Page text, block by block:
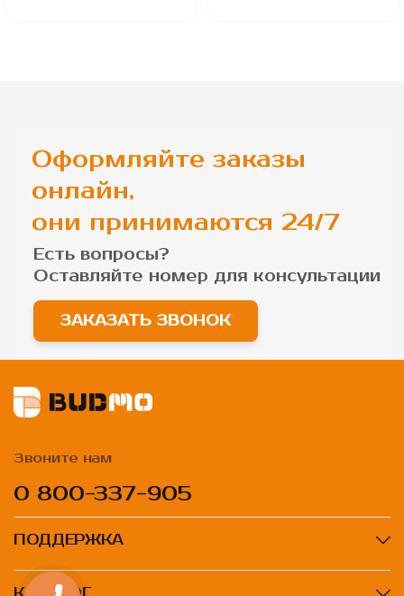
Оформляйте заказы
онлайн,
они принимаются 24/7
Есть вопросы?
Оставляйте номер для консультации
ЗАКАЗАТЬ ЗВОНОК
Звоните нам
0 800-337-905
ПОДДЕРЖКА